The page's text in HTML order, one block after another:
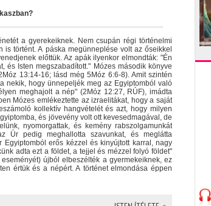
a gyerekeiknek. Nem csupán régi történelmi
történt. A páska megünneplése volt az őseikkel
előttük. Az apák ilyenkor elmondták: "Én
és Isten megszabadított." Mózes második könyve
13:14-16; lásd még 5Móz 6:6-8). Amit szintén
nekik, hogy ünnepeljék meg az Egyiptomból való
meghajolt a nép" (2Móz 12:27, RÚF), imádta
Mózes emlékeztette az izraelitákat, hogy a saját
kollektív hangvételét és azt, hogy milyen
és jövevény volt ott kevesedmagával, de
nyomorgattak, és kemény rabszolgamunkát
Úr pedig meghallotta szavunkat, és meglátta
erős kézzel és kinyújtott karral, nagy
adta ezt a földet, a tejjel és mézzel folyó földet"
újból elbeszélték a gyermekeiknek, ez
értük és a népért. A történet elmondása éppen